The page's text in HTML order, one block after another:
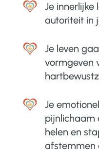
Je innerlijke
autoriteit in
Je leven
vormgeven
Je
pijnlichaam
helen en
afstemmen